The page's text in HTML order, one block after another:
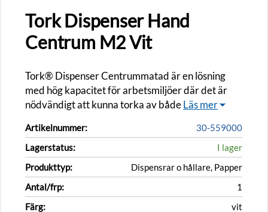
Tork Dispenser Hand
Centrum M2 Vit
Tork® Dispenser Centrummatad är en lösning
med hög kapacitet för arbetsmiljöer där det är
nödvändigt att kunna torka av bådeLäs mer
Artikelnummer:
30-559000
Lagerstatus:
I lager
Produkttyp:
Dispensrar o hållare, Papper
Antal/frp:
1
Färg:
vit